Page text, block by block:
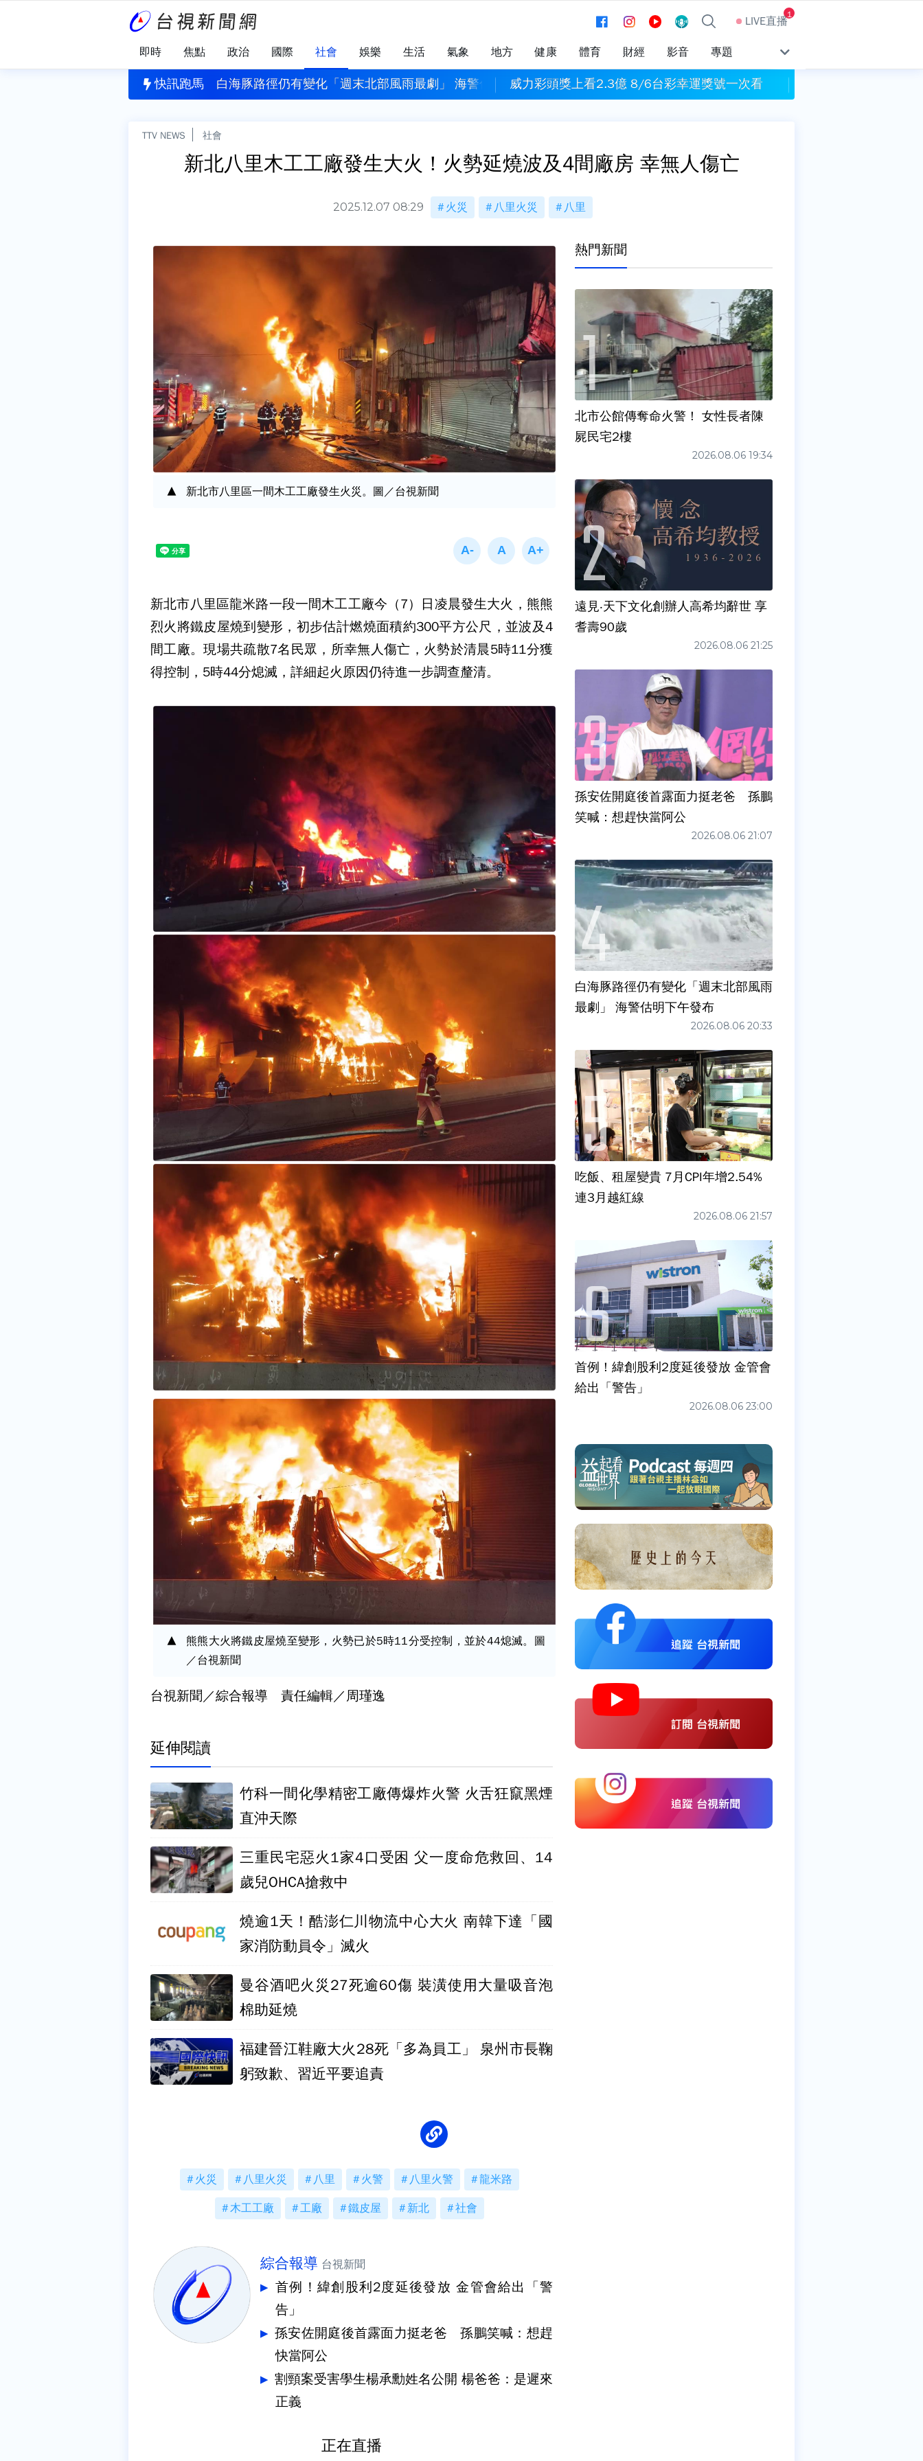
LIVE直播1
即時 焦點 政治 國際 社會 娛樂 生活 氣象 地方 健康 體育 財經 影音 專題
快訊跑馬
公視預算 黨團協商無結果全保留 白海豚路徑仍有變化「週末北部風雨最劇」 海警估明下午發布威力彩頭獎上看2.3億 8/6台彩幸運獎號一次看
TTV NEWS 社會
新北八里木工工廠發生大火！火勢延燒波及4間廠房 幸無人傷亡
2025.12.07 08:29 火災 八里火災 八里
新北市八里區一間木工工廠發生火災。圖／台視新聞
新北市八里區龍米路一段一間木工工廠今（7）日凌晨發生大火，熊熊
烈火將鐵皮屋燒到變形，初步估計燃燒面積約300平方公尺，並波及4
間工廠。現場共疏散7名民眾，所幸無人傷亡，火勢於清晨5時11分獲
得控制，5時44分熄滅，詳細起火原因仍待進一步調查釐清。
熊熊大火將鐵皮屋燒至變形，火勢已於5時11分受控制，並於44熄滅。圖
／台視新聞
台視新聞／綜合報導 責任編輯／周瑾逸
延伸閱讀
竹科一間化學精密工廠傳爆炸火警 火舌狂竄黑煙
直沖天際
三重民宅惡火1家4口受困 父一度命危救回、14
歲兒OHCA搶救中
燒逾1天！酷澎仁川物流中心大火 南韓下達「國
家消防動員令」滅火
曼谷酒吧火災27死逾60傷 裝潢使用大量吸音泡
棉助延燒
福建晉江鞋廠大火28死「多為員工」 泉州市長鞠
躬致歉、習近平要追責
火災 八里火災 八里 火警 八里火警 龍米路
木工工廠 工廠 鐵皮屋 新北 社會
綜合報導 台視新聞
首例！緯創股利2度延後發放 金管會給出「警
告」
孫安佐開庭後首露面力挺老爸 孫鵬笑喊：想趕
快當阿公
割頸案受害學生楊承勳姓名公開 楊爸爸：是遲來
正義
正在直播
熱門新聞
北市公館傳奪命火警！ 女性長者陳
屍民宅2樓
2026.08.06 19:34
遠見‧天下文化創辦人高希均辭世 享
耆壽90歲
2026.08.06 21:25
孫安佐開庭後首露面力挺老爸 孫鵬
笑喊：想趕快當阿公
2026.08.06 21:07
白海豚路徑仍有變化「週末北部風雨
最劇」 海警估明下午發布
2026.08.06 20:33
吃飯、租屋變貴 7月CPI年增2.54%
連3月越紅線
2026.08.06 21:57
首例！緯創股利2度延後發放 金管會
給出「警告」
2026.08.06 23:00